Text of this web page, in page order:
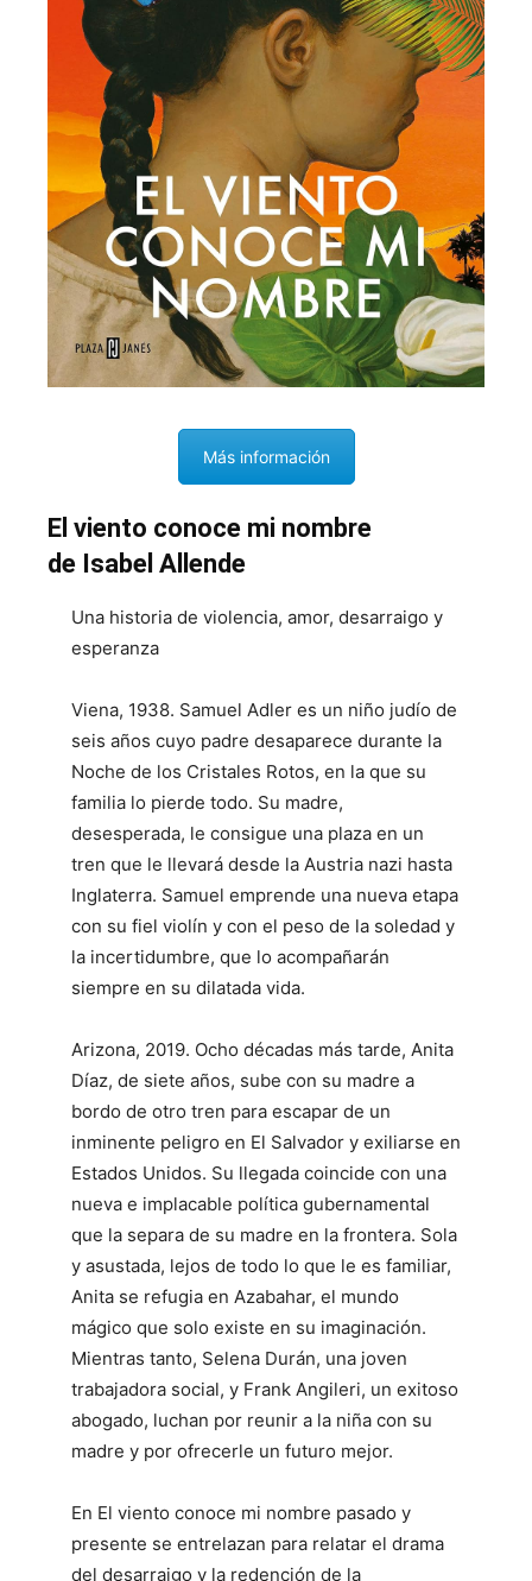
Más información
El viento conoce mi nombre
de Isabel Allende
Una historia de violencia, amor, desarraigo y
esperanza
Viena, 1938. Samuel Adler es un niño judío de
seis años cuyo padre desaparece durante la
Noche de los Cristales Rotos, en la que su
familia lo pierde todo. Su madre,
desesperada, le consigue una plaza en un
tren que le llevará desde la Austria nazi hasta
Inglaterra. Samuel emprende una nueva etapa
con su fiel violín y con el peso de la soledad y
la incertidumbre, que lo acompañarán
siempre en su dilatada vida.
Arizona, 2019. Ocho décadas más tarde, Anita
Díaz, de siete años, sube con su madre a
bordo de otro tren para escapar de un
inminente peligro en El Salvador y exiliarse en
Estados Unidos. Su llegada coincide con una
nueva e implacable política gubernamental
que la separa de su madre en la frontera. Sola
y asustada, lejos de todo lo que le es familiar,
Anita se refugia en Azabahar, el mundo
mágico que solo existe en su imaginación.
Mientras tanto, Selena Durán, una joven
trabajadora social, y Frank Angileri, un exitoso
abogado, luchan por reunir a la niña con su
madre y por ofrecerle un futuro mejor.
En El viento conoce mi nombre pasado y
presente se entrelazan para relatar el drama
del desarraigo y la redención de la